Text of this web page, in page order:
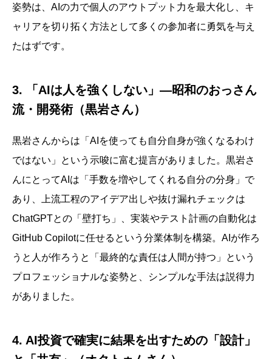
姿勢は、AIの力で個人のアウトプット力を最大化し、キ
ャリアを切り拓く方法として多くの参加者に勇気を与え
たはずです。
3. 「AIは人を強くしない」—昭和のおっさん
流・開発術（黒岩さん）
黒岩さんからは「AIを使っても自分自身が強くなるわけ
ではない」という示唆に富む提言がありました。黒岩さ
んにとってAIは「手数を増やしてくれる自分の分身」で
あり、上流工程のアイデア出しや抜け漏れチェックは
ChatGPTとの「壁打ち」、実装やテスト計画の自動化は
GitHub Copilotに任せるという分業体制を構築。AIが作ろ
うと人が作ろうと「最終的な責任は人間が持つ」という
プロフェッショナルな姿勢と、シンプルな手法は説得力
がありました。
4. AI投資で確実に結果を出すための「設計」